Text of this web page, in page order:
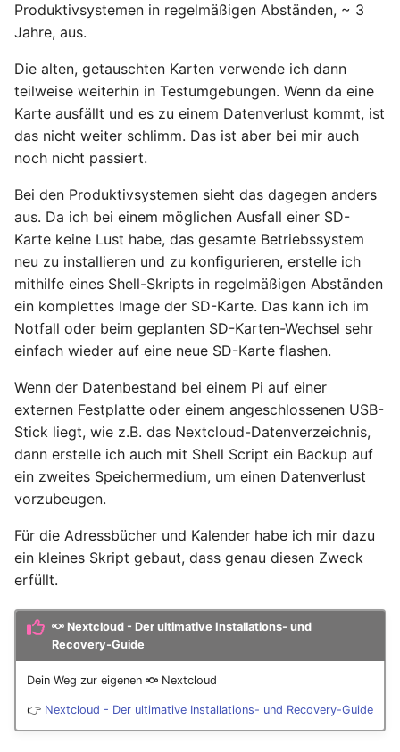
September 2020
August 2020
Mai 2020
April 2020
März 2020
Februar 2020
Dezember 2019
November 2019
August 2019
November 2018
Oktober 2018
September 2018
Mai 2018
April 2018
Februar 2018
Produktivsystemen in regelmäßigen Abständen, ~ 3
Jahre, aus.
Die alten, getauschten Karten verwende ich dann
teilweise weiterhin in Testumgebungen. Wenn da eine
Karte ausfällt und es zu einem Datenverlust kommt, ist
das nicht weiter schlimm. Das ist aber bei mir auch
noch nicht passiert.
Bei den Produktivsystemen sieht das dagegen anders
aus. Da ich bei einem möglichen Ausfall einer SD-
Karte keine Lust habe, das gesamte Betriebssystem
neu zu installieren und zu konfigurieren, erstelle ich
mithilfe eines Shell-Skripts in regelmäßigen Abständen
ein komplettes Image der SD-Karte. Das kann ich im
Notfall oder beim geplanten SD-Karten-Wechsel sehr
einfach wieder auf eine neue SD-Karte flashen.
Wenn der Datenbestand bei einem Pi auf einer
externen Festplatte oder einem angeschlossenen USB-
Stick liegt, wie z.B. das Nextcloud-Datenverzeichnis,
dann erstelle ich auch mit Shell Script ein Backup auf
ein zweites Speichermedium, um einen Datenverlust
vorzubeugen.
Für die Adressbücher und Kalender habe ich mir dazu
ein kleines Skript gebaut, dass genau diesen Zweck
erfüllt.
Nextcloud - Der ultimative Installations- und
Recovery-Guide
Dein Weg zur eigenen Nextcloud
👉 Nextcloud - Der ultimative Installations- und Recovery-Guide